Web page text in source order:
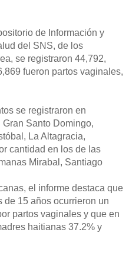
de Información y
del SNS, de los
se registraron 44,792,
fueron partos vaginales,
se registraron en
Santo Domingo,
La Altagracia,
cantidad en los de las
Mirabal, Santiago
el informe destaca que
de 15 años ocurrieron un
partos vaginales y que en
haitianas 37.2% y